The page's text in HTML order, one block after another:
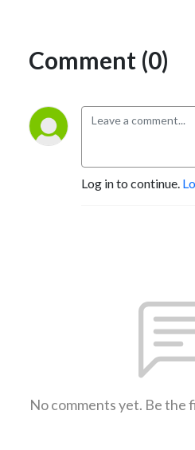
Comment (0)
Log in to continue.
No comments yet. Be the